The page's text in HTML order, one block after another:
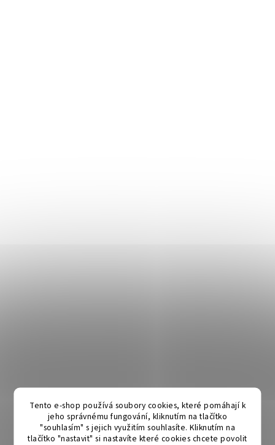
Tento e-shop používá soubory cookies, které pomáhají k
jeho správnému fungování, kliknutím na tlačítko
"souhlasím" s jejich využitím souhlasíte. Kliknutím na
tlačítko "nastavit" si nastavíte které cookies chcete povolit